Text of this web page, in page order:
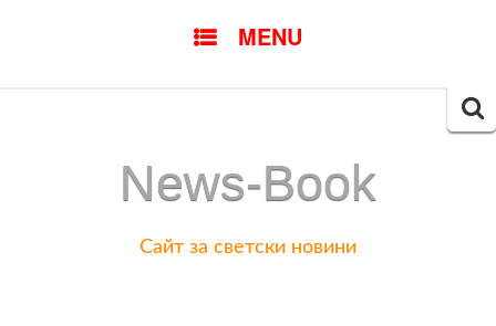
MENU
News-Book
Сайт за светски новини